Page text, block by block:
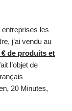
les
j’ai vendu au
€ de produits et
l’objet de
20 Minutes,